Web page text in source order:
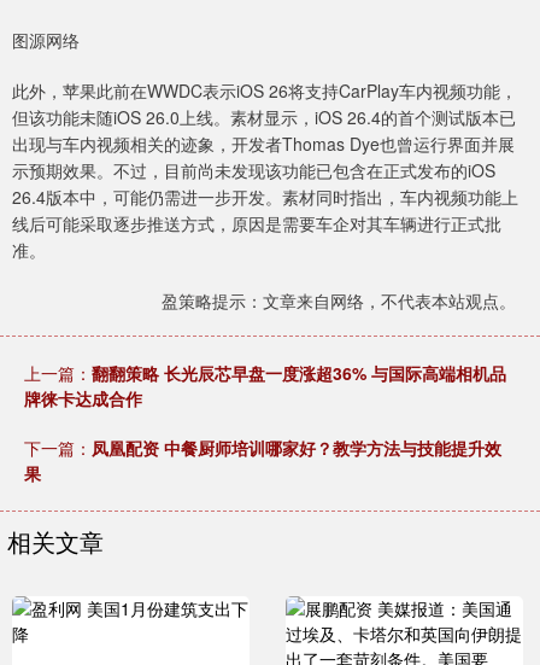
图源网络
此外，苹果此前在WWDC表示iOS 26将支持CarPlay车内视频功能，
但该功能未随iOS 26.0上线。素材显示，iOS 26.4的首个测试版本已
出现与车内视频相关的迹象，开发者Thomas Dye也曾运行界面并展
示预期效果。不过，目前尚未发现该功能已包含在正式发布的iOS
26.4版本中，可能仍需进一步开发。素材同时指出，车内视频功能上
线后可能采取逐步推送方式，原因是需要车企对其车辆进行正式批
准。
盈策略提示：文章来自网络，不代表本站观点。
上一篇： 翻翻策略 长光辰芯早盘一度涨超36% 与国际高端相机品
牌徕卡达成合作
下一篇： 凤凰配资 中餐厨师培训哪家好？教学方法与技能提升效
果
相关文章